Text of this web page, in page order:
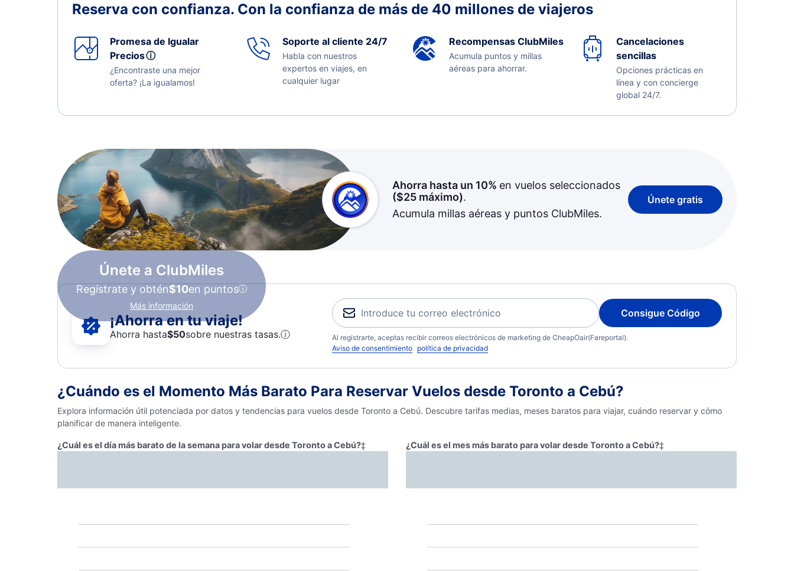
Reserva con confianza. Con la confianza de más de 40 millones de viajeros
Promesa de Igualar
Preciosⓘ
¿Encontraste una mejor
oferta? ¡La igualamos!
Soporte al cliente 24/7
Habla con nuestros
expertos en viajes, en
cualquier lugar
Recompensas ClubMiles
Acumula puntos y millas
aéreas para ahorrar.
Cancelaciones
sencillas
Opciones prácticas en
línea y con concierge
global 24/7.
Únete a ClubMiles
Regístrate y obtén$10en puntos
Más información
Ahorra hasta un 10% en vuelos seleccionados
($25máximo).
Acumula millas aéreas y puntos ClubMiles.
Únete gratis
¡Ahorra en tu viaje!
Ahorra hasta$50sobre nuestras tasas.ⓘ
Consigue Código
Al registrarte, aceptas recibir correos electrónicos de marketing de CheapOair(Fareportal).
Aviso de consentimiento política de privacidad
¿Cuándo es el Momento Más Barato Para Reservar Vuelos desde Toronto a Cebú?
Explora información útil potenciada por datos y tendencias para vuelos desde Toronto a Cebú. Descubre tarifas medias, meses baratos para viajar, cuándo reservar y cómo
planificar de manera inteligente.
¿Cuál es el día más barato de la semana para volar desde Toronto a Cebú?‡ ¿Cuál es el mes más barato para volar desde Toronto a Cebú?‡